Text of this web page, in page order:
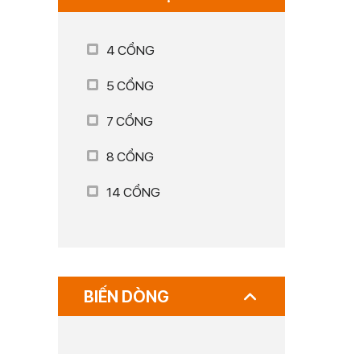
4 CỔNG
5 CỔNG
7 CỔNG
8 CỔNG
14 CỔNG
BIẾN DÒNG